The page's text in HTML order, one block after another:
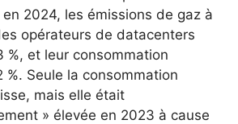
2024, les émissions de gaz à
opérateurs de datacenters
%, et leur consommation
%. Seule la consommation
mais elle était
» élevée en 2023 à cause